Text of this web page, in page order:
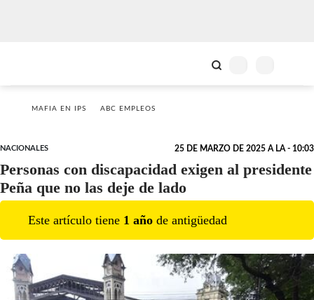
MAFIA EN IPS ABC EMPLEOS
NACIONALES 25 DE MARZO DE 2025 A LA - 10:03
Personas con discapacidad exigen al presidente
Peña que no las deje de lado
Este artículo tiene 1 año de antigüedad